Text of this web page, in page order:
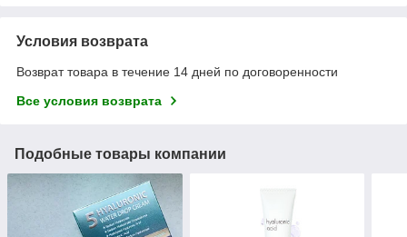
Условия возврата
Возврат товара в течение 14 дней по договоренности
Все условия возврата
Подобные товары компании